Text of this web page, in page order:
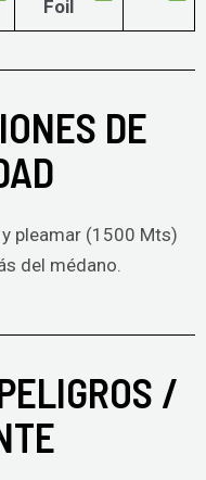
Foil
DE
pleamar (1500 Mts)
del médano.
/